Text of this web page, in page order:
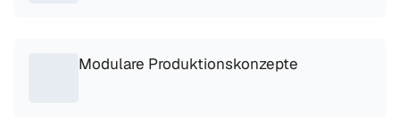
Modulare Produktionskonzepte